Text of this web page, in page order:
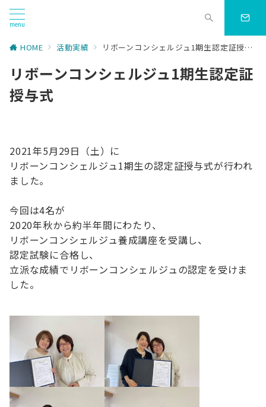
menu
HOME 活動実績 リボーンコンシェルジュ1期生認定証授与式
リボーンコンシェルジュ1期生認定証
授与式
2021年5月29日（土）に
リボーンコンシェルジュ1期生の認定証授与式が行われ
ました。
今回は4名が
2020年秋から約半年間にわたり、
リボーンコンシェルジュ養成講座を受講し、
認定試験に合格し、
立派な成績でリボーンコンシェルジュの認定を受けま
した。